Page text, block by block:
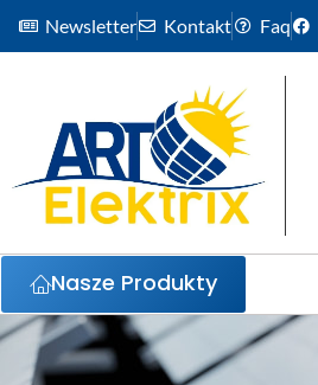
Newsletter Kontakt Faq
Nasze Produkty